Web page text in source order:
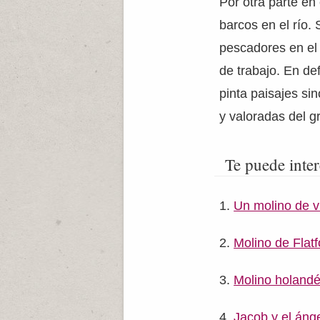
barcos en el río.
pescadores en
de trabajo. En
pinta paisajes
y valoradas del
Te puede
Un molino de
Molino de
Molino